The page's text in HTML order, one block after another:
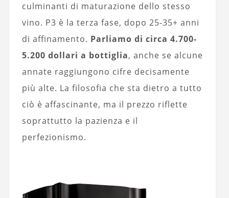
culminanti di maturazione dello stesso
vino. P3 è la terza fase, dopo 25-35+ anni
di affinamento. Parliamo di circa 4.700-
5.200 dollari a bottiglia, anche se alcune
annate raggiungono cifre decisamente
più alte. La filosofia che sta dietro a tutto
ciò è affascinante, ma il prezzo riflette
soprattutto la pazienza e il
perfezionismo.